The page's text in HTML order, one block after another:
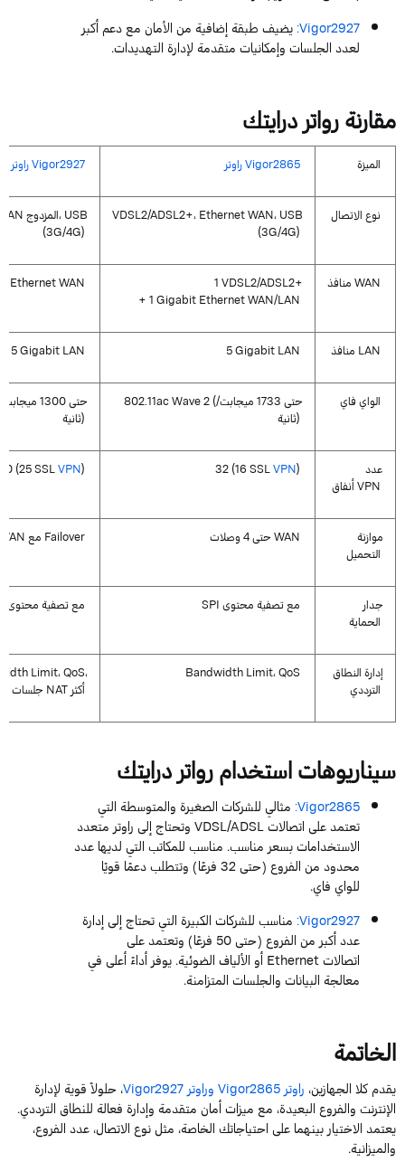
Vigor2927
:يضيف طبقة إضافية من الأمان مع دعم أكبر
لعدد الجلسات وإمكانيات متقدمة لإدارة التهديدات.
مقارنةرواتردرايتك
Vigor2927 Vigor2865 الميزة
المزدوج،USB
(3G/4G)
VDSL2/ADSL2+،EthernetWAN،USB
(3G/4G)
نوع الاتصال
EthernetWAN 1VDSL2/ADSL2+
+1GigabitEthernetWAN/LAN
WAN
5GigabitLAN 5GigabitLAN LAN
(حتى1300ميجابت
ثانية)
802.11acWave2 (حتى1733ميجابت/
ثانية)
الوايفاي
50(25SSLVPN) 32(16SSLVPN) عدد
VPN
WAN Failover حتى4 WAN موازنة
التحميل
مع تصفية محتوى SPIمع تصفية محتوى جدار
الحماية
Limit،QoS،
NATأكثر
BandwidthLimit،QoS إدارة النطاق
الترددي
سيناريوهات استخدامرواتردرايتك
Vigor2865
:مثالي للشركات الصغيرة والمتوسطة التي
تعتمد على اتصالاتVDSL/ADSLوتحتاج إلى راوتر متعدد
الاستخدامات بسعر مناسب. مناسب للمكاتب التي لديها عدد
محدود من الفروع (حتى32فرعًا) وتتطلب دعمًا قويًا
للوايفاي.
Vigor2927
:مناسب للشركات الكبيرة التي تحتاج إلى إدارة
عدد أكبر من الفروع (حتى50 فرعًا) وتعتمد على
اتصالاتEthernetأو الألياف الضوئية. يوفر أداءً أعلى في
معالجة البيانات والجلسات المتزامنة.
الخاتمة
يقدمكلا الجهازين، راوترVigor2865وراوترVigor2927،حلولاً قوية لإدارة
الإنترنت والفروع البعيدة، مع ميزات أمان متقدمة وإدارة فعالة للنطاق الترددي.
يعتمد الاختيار بينهما على احتياجاتك الخاصة، مثل نوع الاتصال، عدد الفروع،
والميزانية.